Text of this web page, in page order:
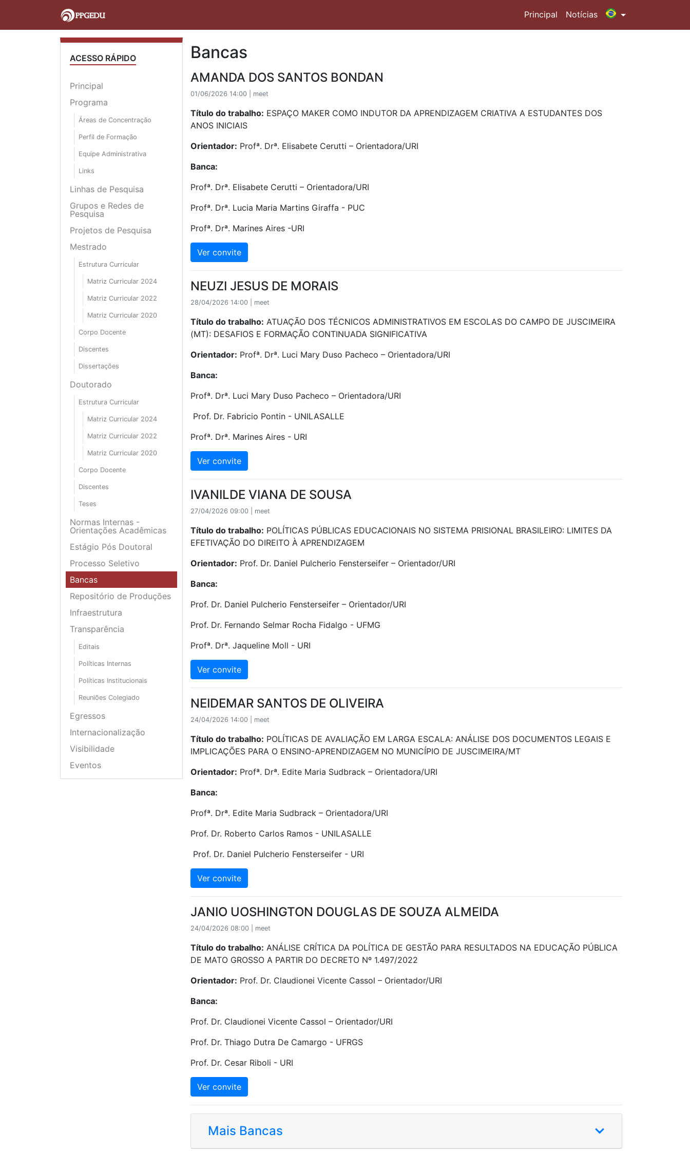
Principal Notícias
ACESSO RÁPIDO
Principal
Programa
Áreas de Concentração
Perfil de Formação
Equipe Administrativa
Links
Linhas de Pesquisa
Grupos e Redes de
Pesquisa
Projetos de Pesquisa
Mestrado
Estrutura Curricular
Matriz Curricular 2024
Matriz Curricular 2022
Matriz Curricular 2020
Corpo Docente
Discentes
Dissertações
Doutorado
Estrutura Curricular
Matriz Curricular 2024
Matriz Curricular 2022
Matriz Curricular 2020
Corpo Docente
Discentes
Teses
Normas Internas -
Orientações Acadêmicas
Estágio Pós Doutoral
Processo Seletivo
Bancas
Repositório de Produções
Infraestrutura
Transparência
Editais
Políticas Internas
Políticas Institucionais
Reuniões Colegiado
Egressos
Internacionalização
Visibilidade
Eventos
Bancas
AMANDA DOS SANTOS BONDAN
01/06/2026 14:00 | meet
Título do trabalho: ESPAÇO MAKER COMO INDUTOR DA APRENDIZAGEM CRIATIVA A ESTUDANTES DOS
ANOS INICIAIS
Orientador: Profª. Drª. Elisabete Cerutti – Orientadora/URI
Banca:
Profª. Drª. Elisabete Cerutti – Orientadora/URI
Profª. Drª. Lucia Maria Martins Giraffa - PUC
Profª. Drª. Marines Aires -URI
Ver convite
NEUZI JESUS DE MORAIS
28/04/2026 14:00 | meet
Título do trabalho: ATUAÇÃO DOS TÉCNICOS ADMINISTRATIVOS EM ESCOLAS DO CAMPO DE JUSCIMEIRA
(MT): DESAFIOS E FORMAÇÃO CONTINUADA SIGNIFICATIVA
Orientador: Profª. Drª. Luci Mary Duso Pacheco – Orientadora/URI
Banca:
Profª. Drª. Luci Mary Duso Pacheco – Orientadora/URI
Prof. Dr. Fabricio Pontin - UNILASALLE
Profª. Drª. Marines Aires - URI
Ver convite
IVANILDE VIANA DE SOUSA
27/04/2026 09:00 | meet
Título do trabalho: POLÍTICAS PÚBLICAS EDUCACIONAIS NO SISTEMA PRISIONAL BRASILEIRO: LIMITES DA
EFETIVAÇÃO DO DIREITO À APRENDIZAGEM
Orientador: Prof. Dr. Daniel Pulcherio Fensterseifer – Orientador/URI
Banca:
Prof. Dr. Daniel Pulcherio Fensterseifer – Orientador/URI
Prof. Dr. Fernando Selmar Rocha Fidalgo - UFMG
Profª. Drª. Jaqueline Moll - URI
Ver convite
NEIDEMAR SANTOS DE OLIVEIRA
24/04/2026 14:00 | meet
Título do trabalho: POLÍTICAS DE AVALIAÇÃO EM LARGA ESCALA: ANÁLISE DOS DOCUMENTOS LEGAIS E
IMPLICAÇÕES PARA O ENSINO-APRENDIZAGEM NO MUNICÍPIO DE JUSCIMEIRA/MT
Orientador: Profª. Drª. Edite Maria Sudbrack – Orientadora/URI
Banca:
Profª. Drª. Edite Maria Sudbrack – Orientadora/URI
Prof. Dr. Roberto Carlos Ramos - UNILASALLE
Prof. Dr. Daniel Pulcherio Fensterseifer - URI
Ver convite
JANIO UOSHINGTON DOUGLAS DE SOUZA ALMEIDA
24/04/2026 08:00 | meet
Título do trabalho: ANÁLISE CRÍTICA DA POLÍTICA DE GESTÃO PARA RESULTADOS NA EDUCAÇÃO PÚBLICA
DE MATO GROSSO A PARTIR DO DECRETO Nº 1.497/2022
Orientador: Prof. Dr. Claudionei Vicente Cassol – Orientador/URI
Banca:
Prof. Dr. Claudionei Vicente Cassol – Orientador/URI
Prof. Dr. Thiago Dutra De Camargo - UFRGS
Prof. Dr. Cesar Riboli - URI
Ver convite
Mais Bancas